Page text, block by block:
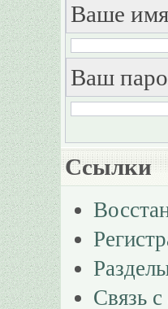
Ваше имя
Ваш
Ссылки
Связь